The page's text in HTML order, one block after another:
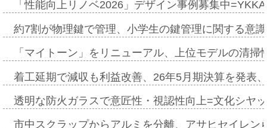
「性能向上リノベ2026」デザイン事例募集中
約7割が物理鍵で管理、小学生の鍵管理に関する意
「マイトーン」をリニューアル、上位モデルの清
着工延期で減収も利益改善、26年5月期決算を発表
透明な防火ガラスで意匠性・視認性向上=文化シヤ
市中スクラップからアルミを分離、アサヒセイレ